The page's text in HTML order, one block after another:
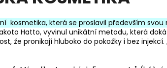
kosmetika, která se proslavil především svou
Hatto, vyvinul unikátní metodu, která
že pronikají hluboko do pokožky i bez injekcí.